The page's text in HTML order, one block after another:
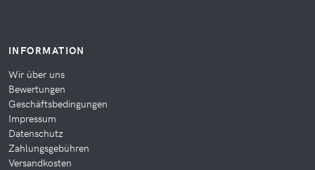
INFORMATION
Wir über uns
Bewertungen
Geschäftsbedingungen
Impressum
Datenschutz
Zahlungsgebühren
Versandkosten